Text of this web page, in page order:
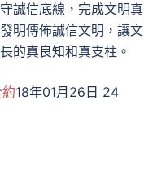
誠信底線，完成文明真
明傳佈誠信文明，讓文
的真良知和真支柱。
18年01月26日 24